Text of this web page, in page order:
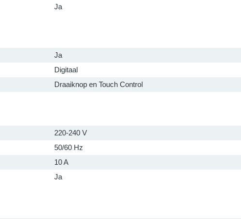
Ja
Ja
Digitaal
Draaiknop en Touch Control
220-240 V
50/60 Hz
10 A
Ja